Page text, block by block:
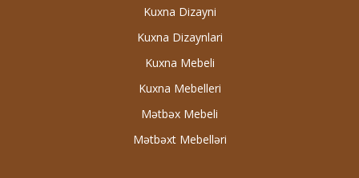
Kuxna Dizayni
Kuxna Dizaynlari
Kuxna Mebeli
Kuxna Mebelleri
Mətbəx Mebeli
Mətbəxt Mebelləri